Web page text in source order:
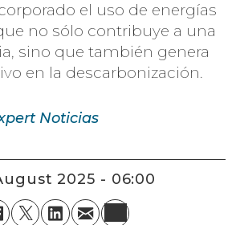
el uso de energías
no sólo contribuye a una
sino que también genera
en la descarbonización.
Noticias
2025 - 06:00